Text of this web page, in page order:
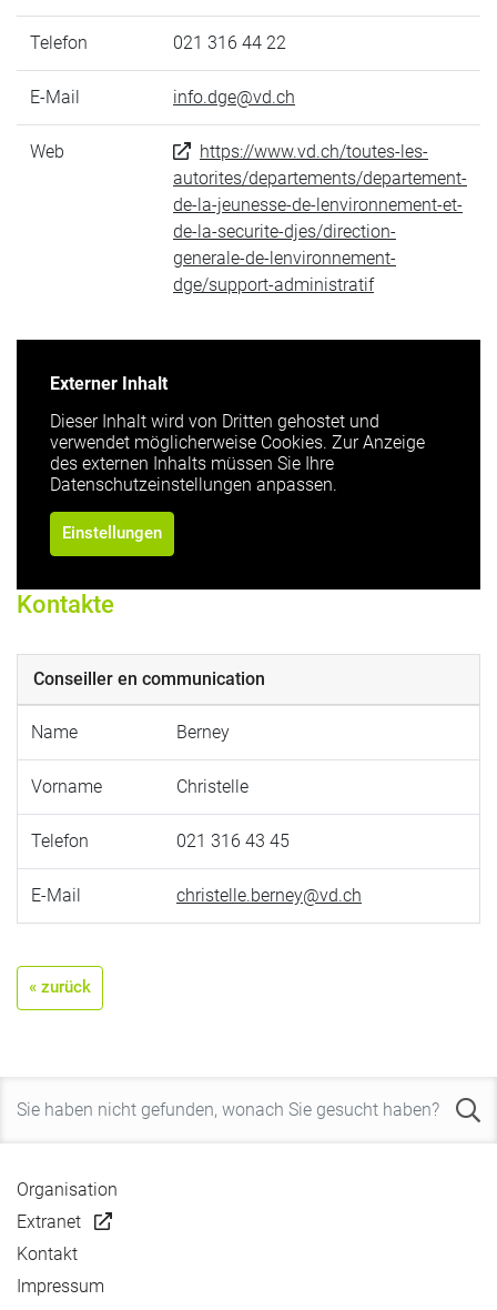
Telefon 021 316 44 22
E-Mail info.dge@vd.ch
Web
https://www.vd.ch/toutes-les-
autorites/departements/departement-
de-la-jeunesse-de-lenvironnement-et-
de-la-securite-djes/direction-
generale-de-lenvironnement-
dge/support-administratif
Externer Inhalt
Dieser Inhalt wird von Dritten gehostet und
verwendet möglicherweise Cookies. Zur Anzeige
des externen Inhalts müssen Sie Ihre
Datenschutzeinstellungen anpassen.
Einstellungen
Kontakte
Conseiller en communication
Name Berney
Vorname Christelle
Telefon 021 316 43 45
E-Mail christelle.berney@vd.ch
« zurück
Organisation
Extranet
Kontakt
Impressum